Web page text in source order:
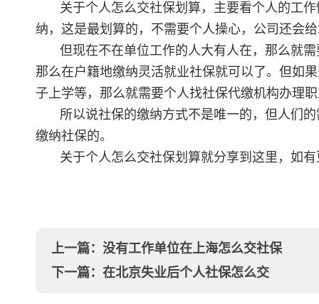
关于个人怎么交社保划算，主要看个人的工
纳，这是最划算的，不需要个人操心，公司还会
但现在不在单位工作的人大有人在，那么就
那么在户籍地缴纳灵活就业社保就可以了。但如
子上学等，那么就需要个人找社保代缴机构办理
所以说社保的缴纳方式不是唯一的，但人们
缴纳社保的。
关于个人怎么交社保划算就分享到这里，如
上一篇： 没有工作单位在上海怎么交社保
下一篇： 在北京失业后个人社保怎么交